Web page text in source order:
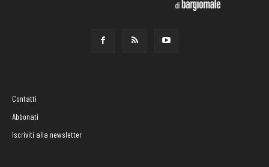
Contatti
Abbonati
Iscriviti alla newsletter